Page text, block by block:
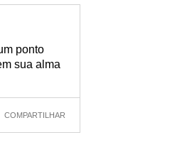
ponto
sua alma
COMPARTILHAR